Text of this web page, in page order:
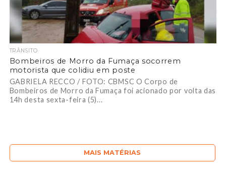
TRÂNSITO
Bombeiros de Morro da Fumaça socorrem
motorista que colidiu em poste
GABRIELA RECCO / FOTO: CBMSC O Corpo de
Bombeiros de Morro da Fumaça foi acionado por volta das
14h desta sexta-feira (5)...
MAIS MATÉRIAS